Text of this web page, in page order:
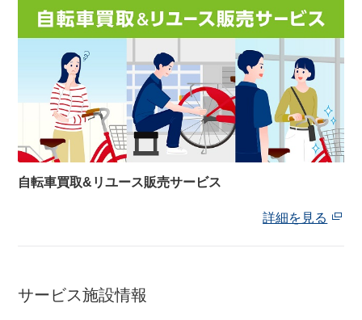
自転車買取&リユース販売サービス
詳細を見る
サービス施設情報